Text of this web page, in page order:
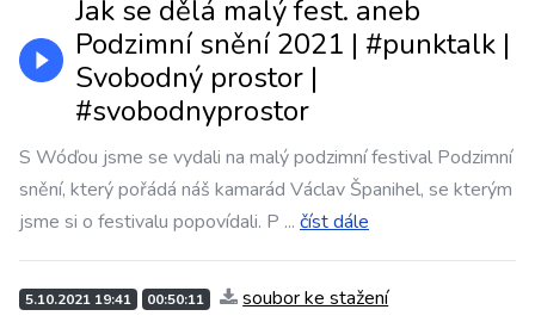
Jak se dělá malý fest. aneb
Podzimní snění 2021 | #punktalk​​​ |
Svobodný prostor |
#svobodnyprostor
S Wóďou jsme se vydali na malý podzimní festival Podzimní
snění, který pořádá náš kamarád Václav Španihel, se kterým
jsme si o festivalu popovídali. P ... číst dále
5.10.2021 19:41 00:50:11 soubor ke stažení